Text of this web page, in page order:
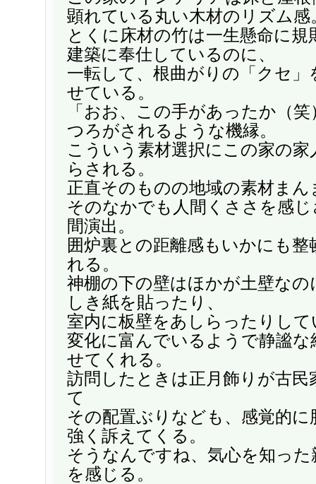
顕れている丸い木材のリズム感
とくに床材の竹は一生懸命に規
建築に奉仕しているのに、
一転して、根曲がりの「クセ」
せている。
「おお、この手があったか（
つろがされるような機縁。
こういう素材選択にこの家の
らされる。
正直そのものの地域の素材ま
そのなかでも人間くささを感
間演出。
囲炉裏との距離感もいかにも
れる。
神棚の下の壁はほかが土壁なの
しき紙を貼ったり、
室内に板壁をあしらったりして
変化に富んでいるようで静謐
せてくれる。
訪問したときは正月飾りが古民
て
その配置ぶりなども、感覚的に
強く訴えてくる。
そうなんですね、気心を知っ
を感じる。